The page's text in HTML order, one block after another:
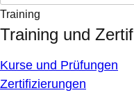
Training
Training und
Kurse und Prüfungen
Zertifizierungen